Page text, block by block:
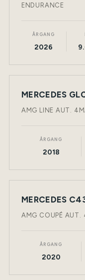
ENDURANCE
ÅRGANG
2026
MERCEDES
AMG LINE AUT.
ÅRGANG
2018
LEASING
MERCEDES
AMG COUPÉ AUT.
ÅRGANG
2020